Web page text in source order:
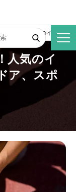
み解消！人気のインソー
人気のイ
ア、スポ